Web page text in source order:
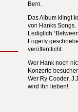
Bern.
Das Album klingt
von Hanks Songs.
Lediglich
Fogerty
veröffentlicht.
Wer Hank noch
Konzerte
Wer Ry Cooder,
wird ihn lieben!